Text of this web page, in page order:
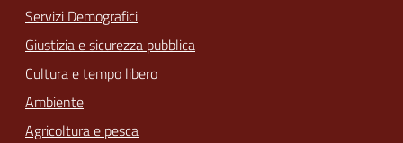
Servizi Demografici
Giustizia e sicurezza pubblica
Cultura e tempo libero
Ambiente
Agricoltura e pesca